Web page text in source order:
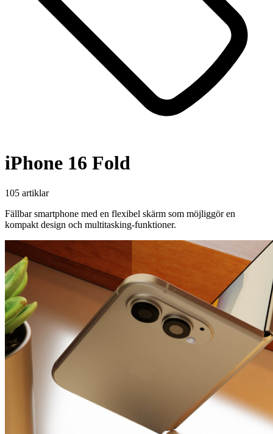
iPhone 16 Fold
105 artiklar
Fällbar smartphone med en flexibel skärm som möjliggör en
kompakt design och multitasking-funktioner.